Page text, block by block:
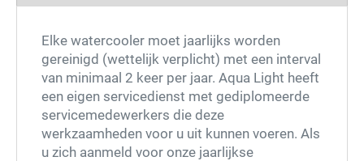
Elke watercooler moet jaarlijks worden
gereinigd (wettelijk verplicht) met een interval
van minimaal 2 keer per jaar. Aqua Light heeft
een eigen servicedienst met gediplomeerde
servicemedewerkers die deze
werkzaamheden voor u uit kunnen voeren. Als
u zich aanmeld voor onze jaarlijkse